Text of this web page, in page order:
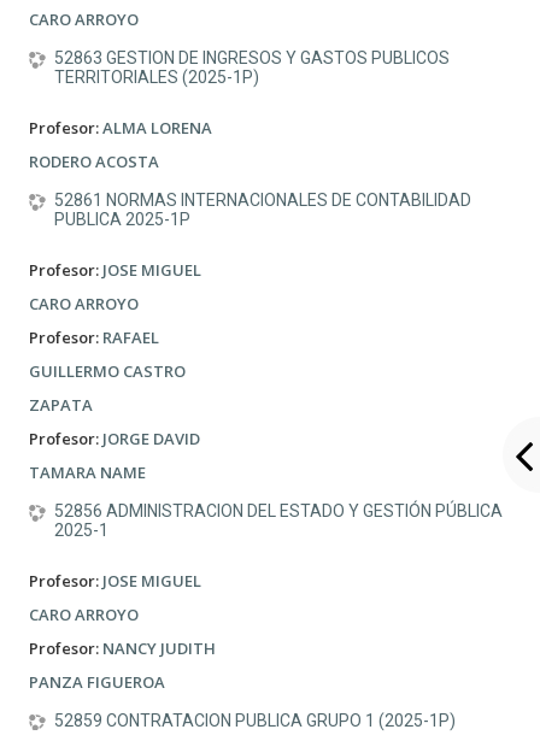
CARO ARROYO
52863 GESTION DE INGRESOS Y GASTOS PUBLICOS
TERRITORIALES (2025-1P)
Profesor:ALMA LORENA
RODERO ACOSTA
52861 NORMAS INTERNACIONALES DE CONTABILIDAD
PUBLICA 2025-1P
Profesor: JOSE MIGUEL
CARO ARROYO
Profesor: RAFAEL
GUILLERMO CASTRO
ZAPATA
Profesor: JORGE DAVID
TAMARA NAME
52856 ADMINISTRACION DEL ESTADO Y GESTIÓN PÚBLICA
2025-1
Profesor: JOSE MIGUEL
CARO ARROYO
Profesor: NANCY JUDITH
PANZA FIGUEROA
52859 CONTRATACION PUBLICA GRUPO 1 (2025-1P)